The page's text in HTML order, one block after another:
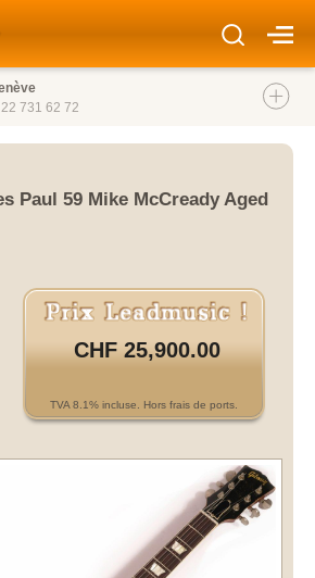
731 62 72
Paul 59 Mike McCready Aged
CHF 25,900.00
TVA 8.1% incluse. Hors frais de ports.